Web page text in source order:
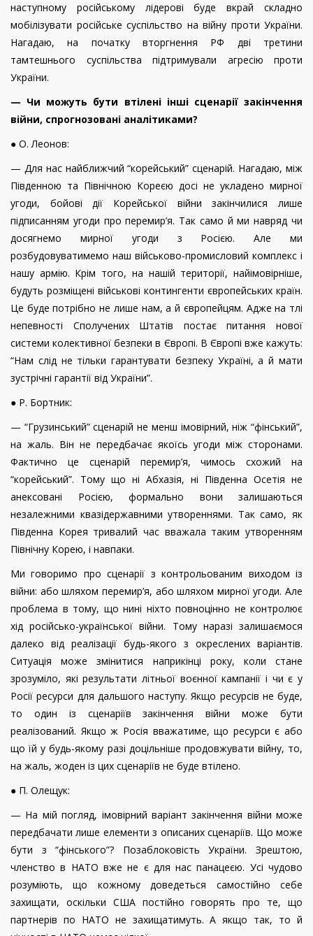
наступному російському лідерові буде вкрай складно
мобілізувати російське суспільство на війну проти України.
Нагадаю, на початку вторгнення РФ дві третини
тамтешнього суспільства підтримували агресію проти
України.
— Чи можуть бути втілені інші сценарії закінчення
війни, спрогнозовані аналітиками?
● О. Леонов:
— Для нас найближчий “корейський” сценарій. Нагадаю, між
Південною та Північною Кореєю досі не укладено мирної
угоди, бойові дії Корейської війни закінчилися лише
підписанням угоди про перемир’я. Так само й ми навряд чи
досягнемо мирної угоди з Росією. Але ми
розбудовуватимемо наш військово-промисловий комплекс і
нашу армію. Крім того, на нашій території, найімовірніше,
будуть розміщені військові контингенти європейських країн.
Це буде потрібно не лише нам, а й європейцям. Адже на тлі
непевності Сполучених Штатів постає питання нової
системи колективної безпеки в Європі. В Європі вже кажуть:
“Нам слід не тільки гарантувати безпеку Україні, а й мати
зустрічні гарантії від України”.
● Р. Бортник:
— “Грузинський” сценарій не менш імовірний, ніж “фінський”,
на жаль. Він не передбачає якоїсь угоди між сторонами.
Фактично це сценарій перемир’я, чимось схожий на
“корейський”. Тому що ні Абхазія, ні Південна Осетія не
анексовані Росією, формально вони залишаються
незалежними квазідержавними утвореннями. Так само, як
Південна Корея тривалий час вважала таким утворенням
Північну Корею, і навпаки.
Ми говоримо про сценарії з контрольованим виходом із
війни: або шляхом перемир’я, або шляхом мирної угоди. Але
проблема в тому, що нині ніхто повноцінно не контролює
хід російсько-ук­раїнської війни. Тому наразі залишаємося
далеко від реалізації будь-якого з окреслених варіантів.
Ситуація може змінитися наприкінці року, коли стане
зрозуміло, які результати літньої воєнної кампанії і чи є у
Росії ресурси для дальшого наступу. Якщо ресурсів не буде,
то один із сценаріїв закінчення війни може бути
реалізований. Якщо ж Росія вважатиме, що ресурси є або
що їй у будь-якому разі доцільніше продовжувати війну, то,
на жаль, жоден із цих сценаріїв не буде втілено.
● П. Олещук:
— На мій погляд, імовірний варіант закінчення війни може
передбачати лише елементи з описаних сценаріїв. Що може
бути з “фінського”? Позаблоковість України. Зрештою,
членство в НАТО вже не є для нас панацеєю. Усі чудово
розуміють, що кожному доведеться самостійно себе
захищати, оскільки США постійно говорять про те, що
партнерів по НАТО не захищатимуть. А якщо так, то й